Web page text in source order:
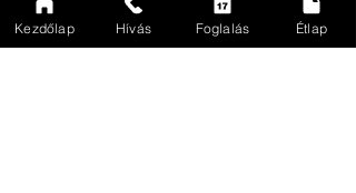
NYITVATARTÁS
Kedd-Szerda: zártkörű kvízest
Csütörtök-Péntek: 16:00-22:00
Kezdőlap Hívás Foglalás Étlap